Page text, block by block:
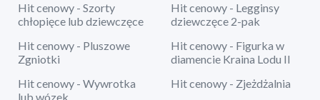
Hit cenowy - Szorty
chłopięce lub dziewczęce
Hit cenowy - Legginsy
dziewczęce 2-pak
Hit cenowy - Pluszowe
Zgniotki
Hit cenowy - Figurka w
diamencie Kraina Lodu II
Hit cenowy - Wywrotka
lub wózek
Hit cenowy - Zjeżdżalnia